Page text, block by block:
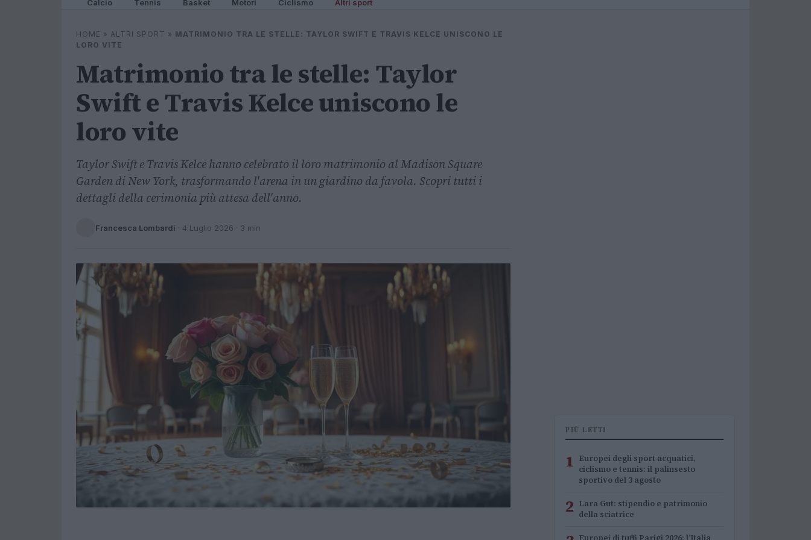
Calcio Tennis Basket Motori Ciclismo Altri sport
HOME » ALTRI SPORT » MATRIMONIO TRA LE STELLE: TAYLOR SWIFT E TRAVIS KELCE UNISCONO LE
LORO VITE
Matrimonio tra le stelle: Taylor
Swift e Travis Kelce uniscono le
loro vite
Taylor Swift e Travis Kelce hanno celebrato il loro matrimonio al Madison Square
Garden di New York, trasformando l'arena in un giardino da favola. Scopri tutti i
dettagli della cerimonia più attesa dell'anno.
Francesca Lombardi · 4 Luglio 2026 · 3 min
PIÙ LETTI
1 Europei degli sport acquatici,
ciclismo e tennis: il palinsesto
sportivo del 3 agosto
2 Lara Gut: stipendio e patrimonio
della sciatrice
Europei di tuffi Parigi 2026: l’Italia